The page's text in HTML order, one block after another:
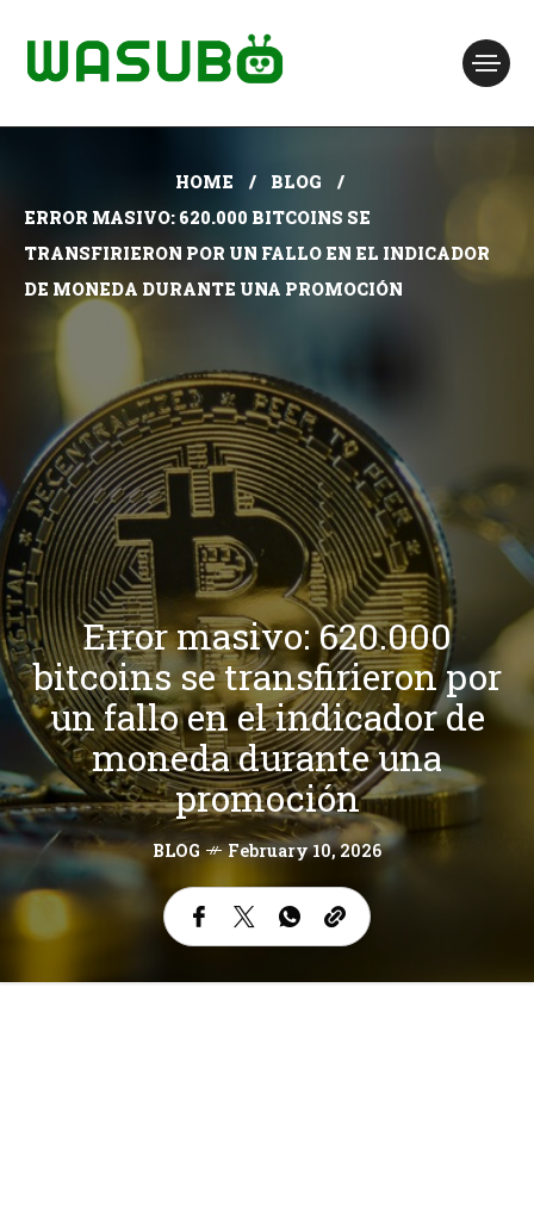
HOME
BLOG
ERROR MASIVO: 620.000 BITCOINS SE
TRANSFIRIERON POR UN FALLO EN EL INDICADOR
DE MONEDA DURANTE UNA PROMOCIÓN
Error masivo: 620.000
bitcoins se transfirieron por
un fallo en el indicador de
moneda durante una
promoción
BLOG February 10, 2026